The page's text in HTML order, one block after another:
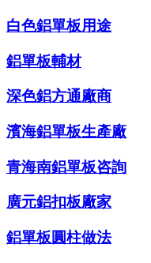
白色鋁單板用途
鋁單板輔材
深色鋁方通廠商
濱海鋁單板生產廠
青海南鋁單板咨詢
廣元鋁扣板廠家
鋁單板圓柱做法